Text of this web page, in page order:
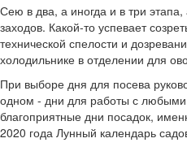
Сею в два, а иногда и в три
заходов. Какой-то успевает
технической спелости и
холодильнике в отделении для
При выборе дня для посева
одном - дни для работы с любыми
благоприятные дни посадок,
2020 года Лунный календарь